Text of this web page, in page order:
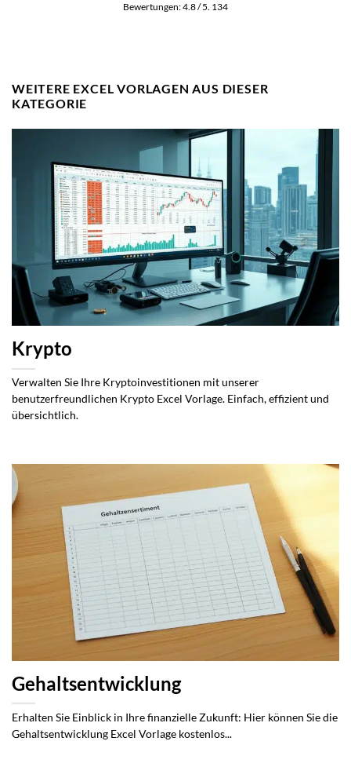
Bewertungen:4.8/ 5. 134
WEITERE EXCEL VORLAGEN AUS DIESER
KATEGORIE
Krypto
Verwalten Sie Ihre Kryptoinvestitionen mit unserer
benutzerfreundlichen Krypto Excel Vorlage. Einfach, effizient und
übersichtlich.
Gehaltsentwicklung
Erhalten Sie Einblick in Ihre finanzielle Zukunft: Hier können Sie die
Gehaltsentwicklung Excel Vorlage kostenlos...